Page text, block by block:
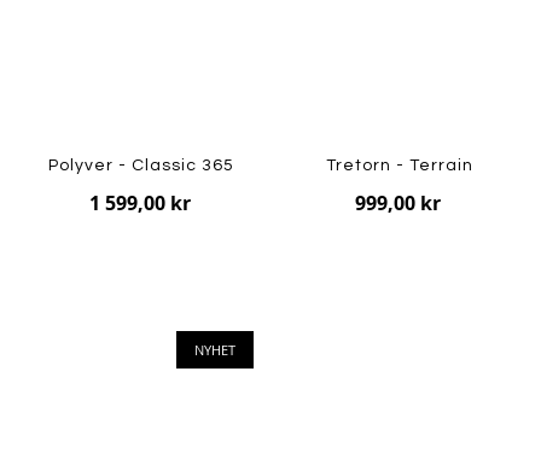
Polyver - Classic 365
1 599,00 kr
Tretorn - Terrain
999,00 kr
NYHET